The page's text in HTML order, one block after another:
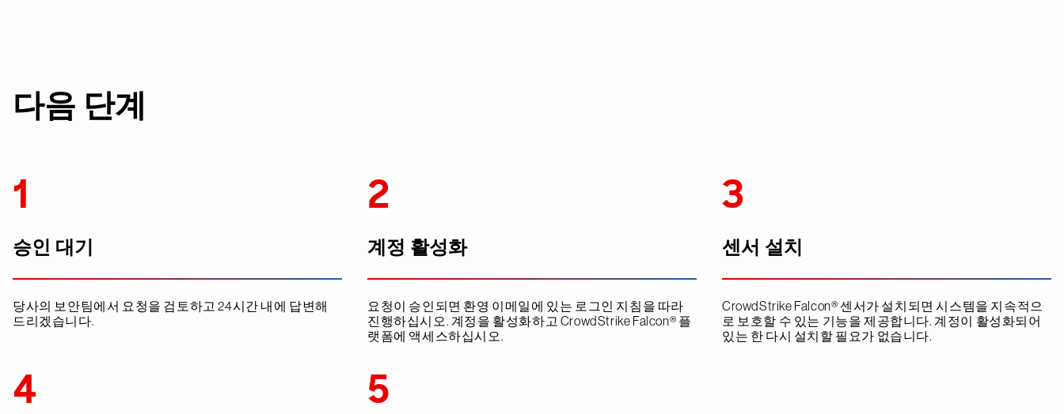
다음 단계
1
승인 대기
당사의 보안팀에서 요청을 검토하고 24시간 내에 답변해
드리겠습니다.
2
계정 활성화
요청이 승인되면 환영 이메일에 있는 로그인 지침을 따라
진행하십시오. 계정을 활성화하고 CrowdStrike Falcon® 플
랫폼에 액세스하십시오.
3
센서 설치
CrowdStrike Falcon® 센서가 설치되면 시스템을 지속적으
로 보호할 수 있는 기능을 제공합니다. 계정이 활성화되어
있는 한 다시 설치할 필요가 없습니다.
4 5